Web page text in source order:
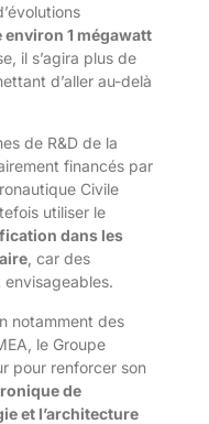
environ 1 mégawatt
il s’agira plus de
d’aller au-delà
de R&D de la
financés par
Civile
utiliser le
dans les
, car des
notamment des
le Groupe
pour renforcer son
de
et l’architecture